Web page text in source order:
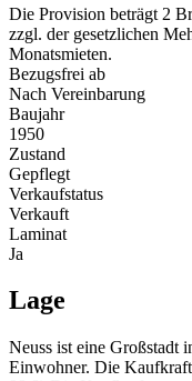
Die Provision beträgt 2
zzgl. der gesetzlichen
Monatsmieten.
Bezugsfrei ab
Nach Vereinbarung
Baujahr
1950
Zustand
Gepflegt
Verkaufstatus
Verkauft
Laminat
Ja
Lage
Neuss ist eine Großstadt
Einwohner. Die